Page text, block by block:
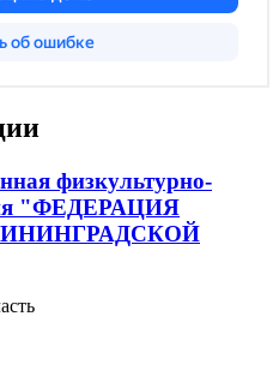
физкультурно-
"ФЕДЕРАЦИЯ